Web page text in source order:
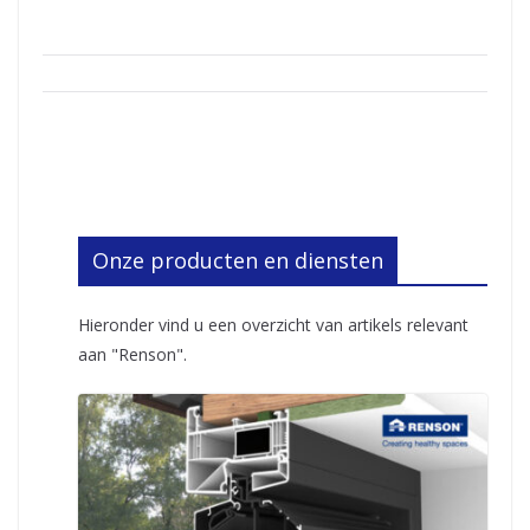
Onze producten en diensten
Hieronder vind u een overzicht van artikels relevant
aan "Renson".